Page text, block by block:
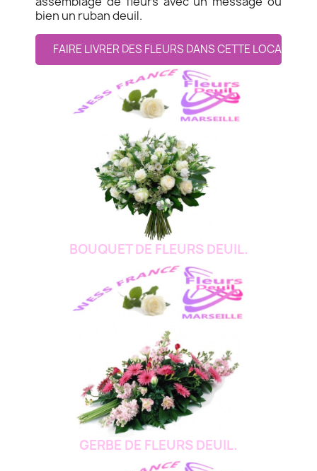
bien un ruban deuil.
FAIRE LIVRER DES FLEURS DANS CETTE LOCALITE
BOUQUET DE FLEURS DEUIL.
GERBE DE FLEURS DEUIL.